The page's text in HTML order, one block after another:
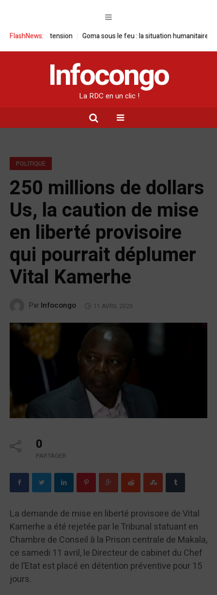
FlashNews:
tension Goma sous le feu : la situation humanitaire se dégrade
Infocongo
La RDC en un clic !
POLITIQUE
250 millions de dollars
Us, la caution de mise
en liberté provisoire
qui pourrait déplumer
Vital Kamerhe
Par Infocongo 11 AVRIL 2020
0
PARTAGER
La demande de mise en liberté provisoire de Vital
Kamerhe a été rejetée par le Tribunal statuant en
Chambre de Conseil à la Prison centrale de Makala,
ce samedi 11 avril, le Directeur de cabinet du Chef
de l’Etat est placé en détention préventive pour 15
jours.